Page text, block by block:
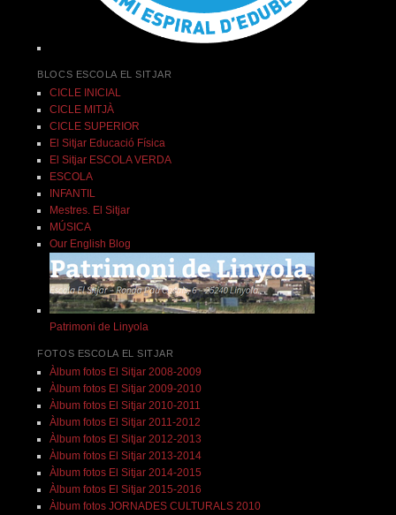
BLOCS ESCOLA EL SITJAR
CICLE INICIAL
CICLE MITJÀ
CICLE SUPERIOR
El Sitjar Educació Física
El Sitjar ESCOLA VERDA
ESCOLA
INFANTIL
Mestres. El Sitjar
MÚSICA
Our English Blog
Patrimoni de Linyola
FOTOS ESCOLA EL SITJAR
Àlbum fotos El Sitjar 2008-2009
Àlbum fotos El Sitjar 2009-2010
Àlbum fotos El Sitjar 2010-2011
Àlbum fotos El Sitjar 2011-2012
Àlbum fotos El Sitjar 2012-2013
Àlbum fotos El Sitjar 2013-2014
Àlbum fotos El Sitjar 2014-2015
Àlbum fotos El Sitjar 2015-2016
Àlbum fotos JORNADES CULTURALS 2010